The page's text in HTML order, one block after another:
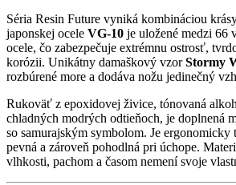
Séria Resin Future vyniká kombináciou
japonskej ocele VG-10 je uložené medzi 66
ocele, čo zabezpečuje extrémnu ostrosť,
korózii. Unikátny damaškový vzorStormy
rozbúrené more a dodáva nožu jedinečný
Rukoväť z epoxidovej živice, tónovaná
chladných modrých odtieňoch, je doplnená
so samurajským symbolom. Je ergonomicky
pevná a zároveň pohodlná pri úchope.
vlhkosti, pachom a časom nemení svoje